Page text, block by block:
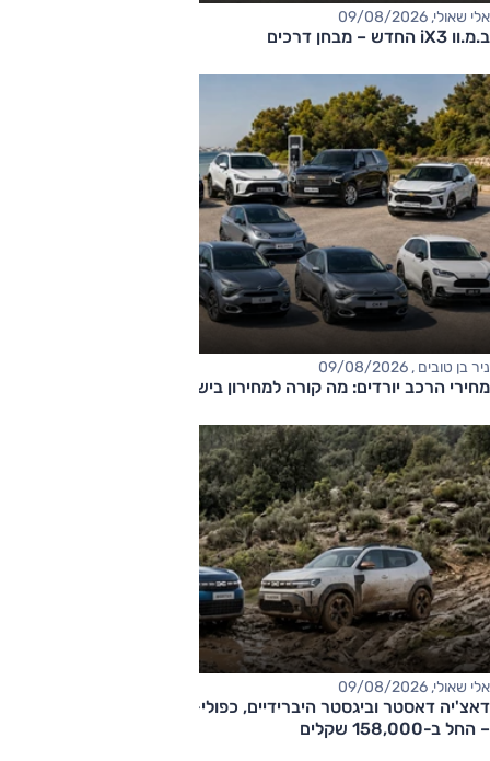
אלי שאולי, 09/08/2026
ב.מ.וו iX3 החדש – מבחן דרכים
ניר בן טובים , 09/08/2026
מחירי הרכב יורדים: מה קורה למחירון בישראל?
אלי שאולי, 09/08/2026
דאצ'יה דאסטר וביגסטר היברידיים, כפולי-הנעה עם תיבה אוטומטית
– החל ב-158,000 שקלים